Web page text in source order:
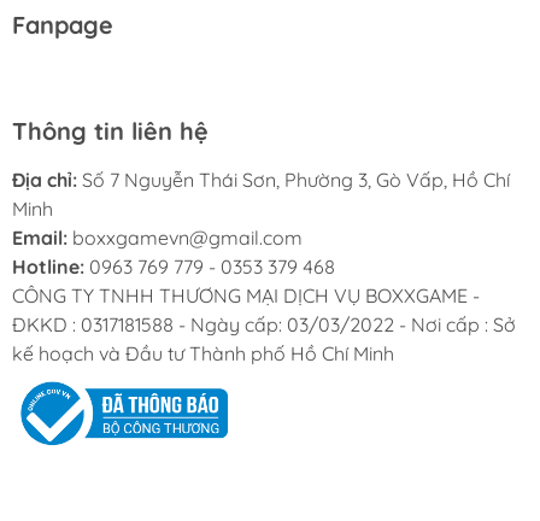
Fanpage
Thông tin liên hệ
Địa chỉ: Số 7 Nguyễn Thái Sơn, Phường 3, Gò Vấp, Hồ Chí
Minh
Email: boxxgamevn@gmail.com
Hotline: 0963 769 779 - 0353 379 468
CÔNG TY TNHH THƯƠNG MẠI DỊCH VỤ BOXXGAME -
ĐKKD : 0317181588 - Ngày cấp: 03/03/2022 - Nơi cấp : Sở
kế hoạch và Đầu tư Thành phố Hồ Chí Minh